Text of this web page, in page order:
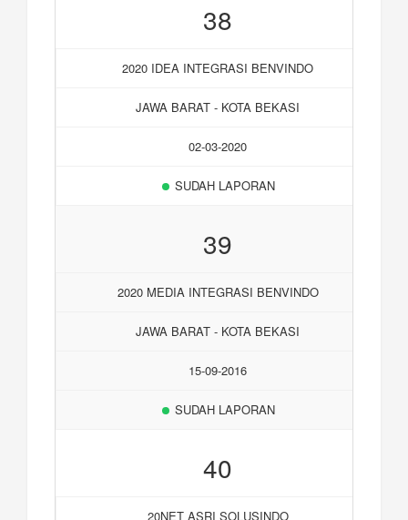
38
2020 IDEA INTEGRASI BENVINDO
JAWA BARAT - KOTA BEKASI
02-03-2020
SUDAH LAPORAN
39
2020 MEDIA INTEGRASI BENVINDO
JAWA BARAT - KOTA BEKASI
15-09-2016
SUDAH LAPORAN
40
20NET ASRI SOLUSINDO